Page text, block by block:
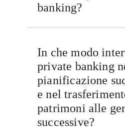
banking?
In che modo
private banking
pianificazione
e nel
patrimoni alle
successive?